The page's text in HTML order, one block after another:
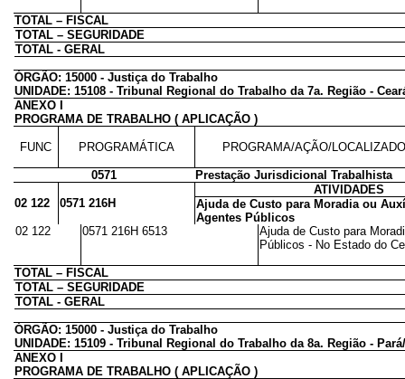
TOTAL – FISCAL
TOTAL – SEGURIDADE
TOTAL - GERAL
ÓRGÃO: 15000 - Justiça do Trabalho
UNIDADE: 15108 - Tribunal Regional do Trabalho da 7a. Região -
ANEXO I
PROGRAMA DE TRABALHO ( APLICAÇÃO )
FUNC PROGRAMÁTICA PROGRAMA/AÇÃO/
0571
Prestação Jurisdicional Trabalhista
ATIVIDADES
02 122
0571 216H
Ajuda de Custo para Moradia ou
Agentes Públicos
02 122
0571 216H 6513
Ajuda de Custo para
Públicos - No Estado do
TOTAL – FISCAL
TOTAL – SEGURIDADE
TOTAL - GERAL
ÓRGÃO: 15000 - Justiça do Trabalho
UNIDADE: 15109 - Tribunal Regional do Trabalho da 8a. Região -
ANEXO I
PROGRAMA DE TRABALHO ( APLICAÇÃO )